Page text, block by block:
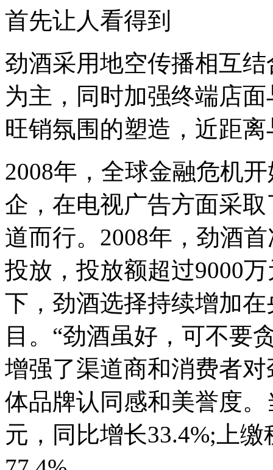
首先让人看得到
劲酒采用地空传播相互
为主，同时加强终端店
旺销氛围的塑造，近距
2008年，全球金融危机
企，在电视广告方面采
道而行。2008年，劲酒
投放，投放额超过9000
下，劲酒选择持续增加
目。“劲酒虽好，可不要
增强了渠道商和消费者
体品牌认同感和美誉度
元，同比增长33.4%;上